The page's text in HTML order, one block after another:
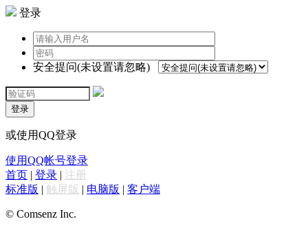
登录
安全提问(未设置请忽略)
登录
或使用QQ登录
使用QQ帐号登录
首页 | 登录 | 注册
标准版 | 触屏版 | 电脑版 | 客户端
© Comsenz Inc.